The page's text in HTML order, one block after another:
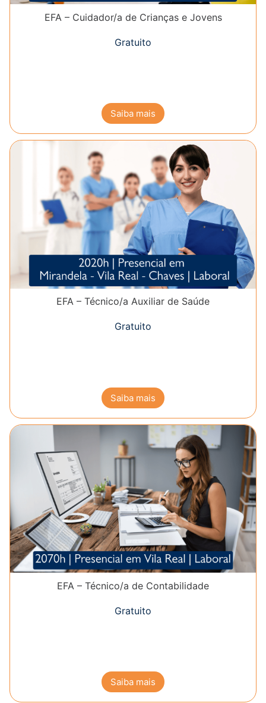
EFA – Cuidador/a de Crianças e Jovens
Gratuito
Saiba mais
EFA – Técnico/a Auxiliar de Saúde
Gratuito
Saiba mais
EFA – Técnico/a de Contabilidade
Gratuito
Saiba mais